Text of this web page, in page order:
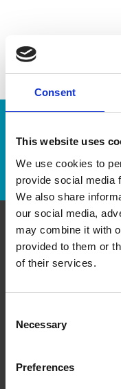
Consent
This website uses
We use cookies to
provide social media
We also share
our social media,
may combine it with
provided to them or
of their services.
Selection
Necessary
Preferences
1568 Merivale Rd,
Obtenez